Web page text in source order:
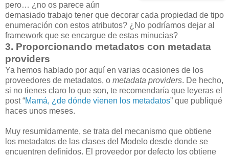
pero… ¿no os parece aún
demasiado trabajo tener que decorar cada propiedad de tipo
enumeración con estos atributos? ¿No podríamos dejar al
framework que se encargue de estas minucias?
3. Proporcionando metadatos con metadata
providers
Ya hemos hablado por aquí en varias ocasiones de los
proveedores de metadatos, o metadata providers. De hecho,
si no tienes claro lo que son, te recomendaría que leyeras el
post “Mamá, ¿de dónde vienen los metadatos” que publiqué
haces unos meses.
Muy resumidamente, se trata del mecanismo que obtiene
los metadatos de las clases del Modelo desde donde se
encuentren definidos. El proveedor por defecto los obtiene